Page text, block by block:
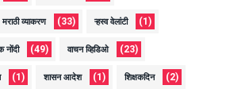
मराठी व्याकरण (33) ऱ्हस्व वेलांटी (1)
नोंदी (49) वाचन व्हिडिओ (23)
(1) शासन आदेश (1) शिक्षकदिन (2)